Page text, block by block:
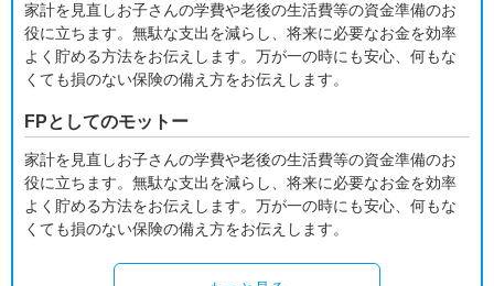
家計を見直しお子さんの学費や老後の生活費等の資金準備のお
役に立ちます。無駄な支出を減らし、将来に必要なお金を効率
よく貯める方法をお伝えします。万が一の時にも安心、何もな
くても損のない保険の備え方をお伝えします。
FPとしてのモットー
家計を見直しお子さんの学費や老後の生活費等の資金準備のお
役に立ちます。無駄な支出を減らし、将来に必要なお金を効率
よく貯める方法をお伝えします。万が一の時にも安心、何もな
くても損のない保険の備え方をお伝えします。